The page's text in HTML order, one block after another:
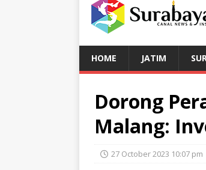
HOME JATIM
Dorong
Malang:
27 October 2023 10:07 pm